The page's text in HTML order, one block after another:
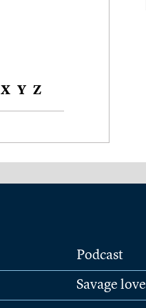
X Y Z
Podcast
Savage love